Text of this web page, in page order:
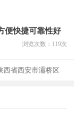
便快捷可靠性好
浏览次数： 119次
西省西安市灞桥区